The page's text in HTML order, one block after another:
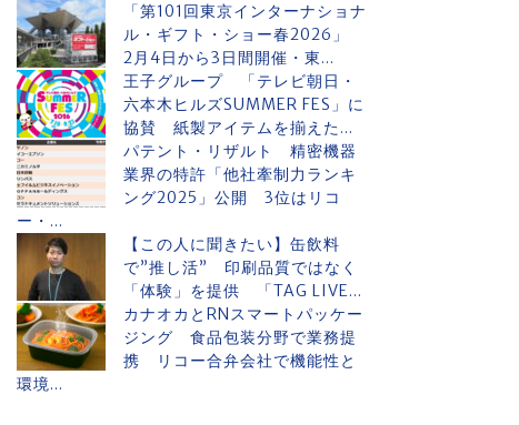
「第101回東京インターナショナ
ル・ギフト・ショー春2026」
2月4日から3日間開催・東...
王子グループ 「テレビ朝日・
六本木ヒルズSUMMER FES」に
協賛 紙製アイテムを揃えた...
パテント・リザルト 精密機器
業界の特許「他社牽制力ランキ
ング2025」公開 3位はリコ
ー・...
【この人に聞きたい】缶飲料
で”推し活” 印刷品質ではなく
「体験」を提供 「TAG LIVE...
カナオカとRNスマートパッケー
ジング 食品包装分野で業務提
携 リコー合弁会社で機能性と
環境...